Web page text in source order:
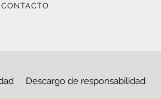
CONTACTO
Descargo de responsabilidad